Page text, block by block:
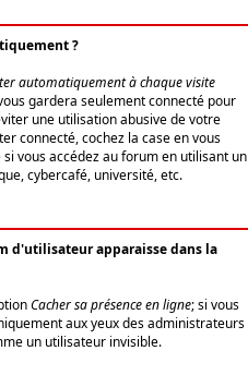
?
automatiquement à chaque visite
gardera seulement connecté pour
une utilisation abusive de votre
connecté, cochez la case en vous
vous accédez au forum en utilisant un
cybercafé, université, etc.
d'utilisateur apparaisse dans la
Cacher sa présence en ligne; si vous
aux yeux des administrateurs
un utilisateur invisible.